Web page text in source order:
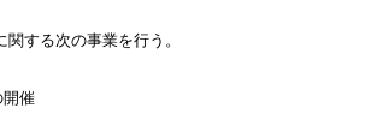
関する次の事業を行う。
開催